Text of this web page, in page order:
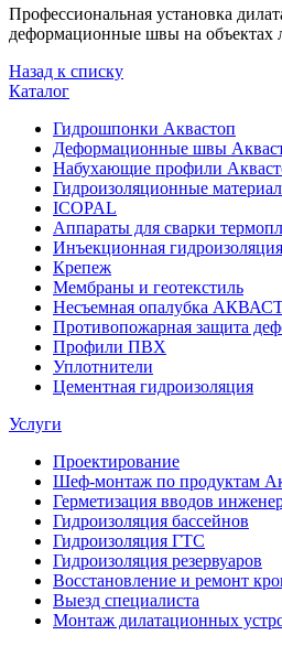
Профессиональная установка
деформационные швы на объектах
Назад к списку
Каталог
Гидрошпонки Аквастоп
Деформационные швы
Набухающие профили
Гидроизоляционные
ICOPAL
Аппараты для сварки
Инъекционная гидроизоляция
Крепеж
Мембраны и геотекстиль
Несъемная опалубка
Противопожарная защита
Профили ПВХ
Уплотнители
Цементная гидроизоляция
Услуги
Проектирование
Шеф-монтаж по продуктам
Герметизация вводов
Гидроизоляция бассейнов
Гидроизоляция ГТС
Гидроизоляция резервуаров
Восстановление и ремонт
Выезд специалиста
Монтаж дилатационных